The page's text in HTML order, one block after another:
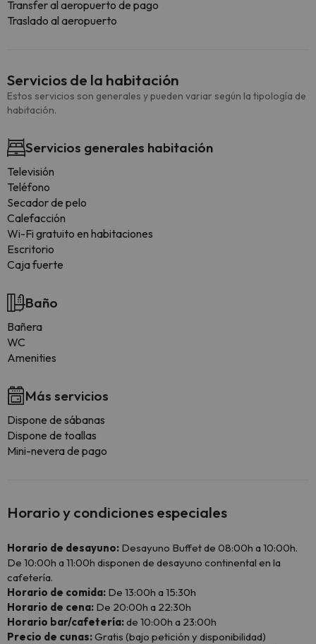
Transfer al aeropuerto de pago
Traslado al aeropuerto
Servicios de la habitación
Estos servicios son generales y pueden variar según la tipología de
habitación.
Servicios generales habitación
Televisión
Teléfono
Secador de pelo
Calefacción
Wi-Fi gratuito en habitaciones
Escritorio
Caja fuerte
Baño
Bañera
WC
Amenities
Más servicios
Dispone de sábanas
Dispone de toallas
Mini-nevera de pago
Horario y condiciones especiales
Horario de desayuno: Desayuno Buffet de 08:00h a 10:00h.
De 10:00h a 11:00h disponen de desayuno continental en la
cafetería.
Horario de comida: De 13:00h a 15:30h
Horario de cena: De 20:00h a 22:30h
Horario bar/cafetería:de 10:00h a 23:00h
Precio de cunas:Gratis (bajo petición y disponibilidad)